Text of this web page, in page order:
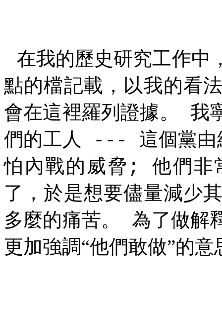
在我的歷史研究工作中
點的檔記載，以我的看
會在這裡羅列證據。
我
們的工人
--- 這個黨
怕內戰的威脅 ;他們非
了，於是想要儘量減少
多麼的痛苦。
為了做解
更加強調“他們敢做”的意